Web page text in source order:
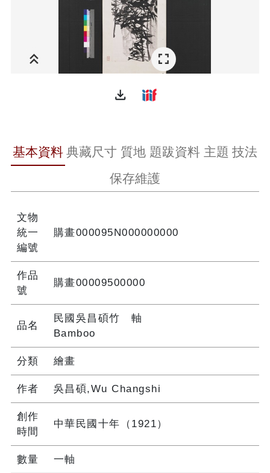
file_download
基本資料 典藏尺寸 質地 題跋資料 主題 技法
保存維護
文物
統一
編號
購畫000095N000000000
作品
號
購畫00009500000
品名
民國吳昌碩竹 軸
Bamboo
分類 繪畫
作者 吳昌碩,Wu Changshi
創作
時間
中華民國十年（1921）
數量 一軸